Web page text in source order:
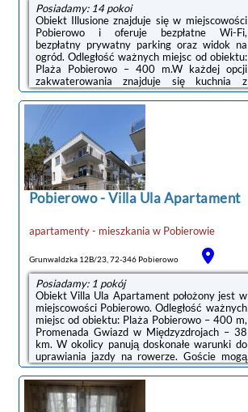
Posiadamy: 14 pokoi
Obiekt Illusione znajduje się w miejscowości
Pobierowo i oferuje bezpłatne Wi-Fi,
bezpłatny prywatny parking oraz widok na
ogród. Odległość ważnych miejsc od obiektu:
Plaża Pobierowo – 400 m.W każdej opcji
zakwaterowania znajduje się kuchnia z
pełnym wyposażeniem, w tym lodówką, jak
również część wypoczynkowa z rozkładaną
sofą, telewizor z płaskim ekranem oraz
prywatna łazienka z prysznicem i suszarką do
włosów. Niektóre opcje zakwaterowania mają
taras lub balkon.Na terenie obiektu Illusione
znajduje się sprzęt do grillowania.Odległość
ważnych miejsc od obiektu: ...
noclegi Pobierowo
Pobierowo-Villa Ula Apartament
apartamenty - mieszkania w Pobierowie
Grunwaldzka 12B/23, 72-346 Pobierowo
Posiadamy: 1 pokój
Obiekt Villa Ula Apartament położony jest w
miejscowości Pobierowo. Odległość ważnych
miejsc od obiektu: Plaża Pobierowo – 400 m,
Promenada Gwiazd w Międzyzdrojach – 38
km. W okolicy panują doskonałe warunki do
uprawiania jazdy na rowerze. Goście mogą
korzystać z bezpłatnego WiFi we wszystkich
pomieszczeniach. Na terenie obiektu znajduje
się też prywatny parking.W apartamencie
zapewniono balkon, sypialnię (1), salon z